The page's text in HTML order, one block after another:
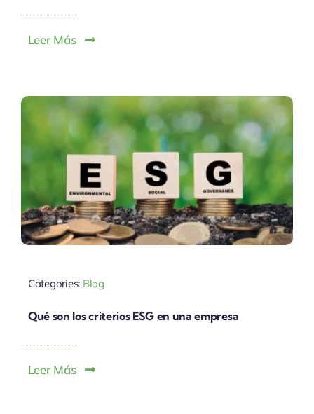
Leer Más
Categories: Blog
Qué son los criterios ESG en una empresa
Leer Más